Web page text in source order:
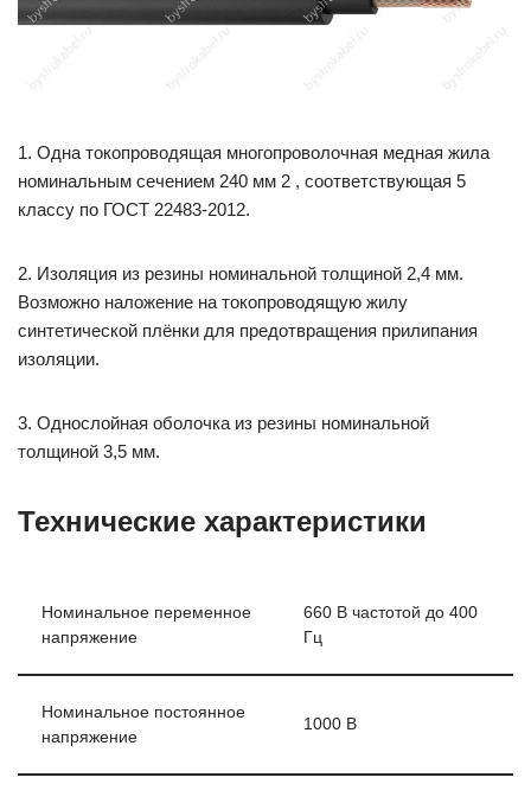
1. Одна токопроводящая многопроволочная медная жила
номинальным сечением 240 мм 2 , соответствующая 5
классу по ГОСТ 22483-2012.
2. Изоляция из резины номинальной толщиной 2,4 мм.
Возможно наложение на токопроводящую жилу
синтетической плёнки для предотвращения прилипания
изоляции.
3. Однослойная оболочка из резины номинальной
толщиной 3,5 мм.
Технические характеристики
Номинальное переменное
напряжение
660 В частотой до 400
Гц
Номинальное постоянное
напряжение
1000 В